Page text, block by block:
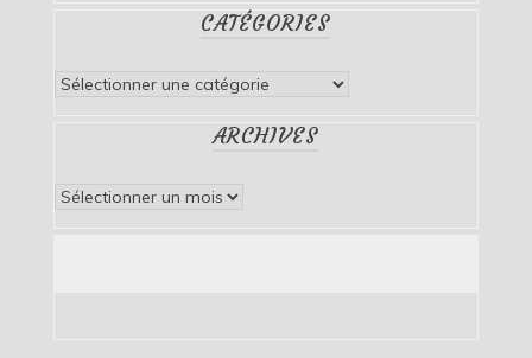
CATÉGORIES
Catégories
ARCHIVES
Archives